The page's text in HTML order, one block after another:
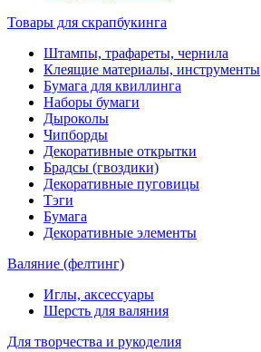
Товары для скрапбукинга
Штампы, трафареты, чернила
Клеящие материалы, инструменты
Бумага для квиллинга
Наборы бумаги
Дыроколы
Чипборды
Декоративные открытки
Брадсы (гвоздики)
Декоративные пуговицы
Тэги
Бумага
Декоративные элементы
Валяние (фелтинг)
Иглы, аксессуары
Шерсть для валяния
Для творчества и рукоделия